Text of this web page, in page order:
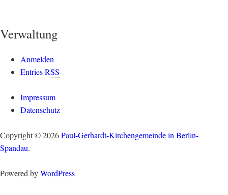
Verwaltung
Anmelden
EntriesRSS
Impressum
Datenschutz
Copyright © 2026Paul-Gerhardt-Kirchengemeinde in Berlin-
Spandau.
Powered byWordPress